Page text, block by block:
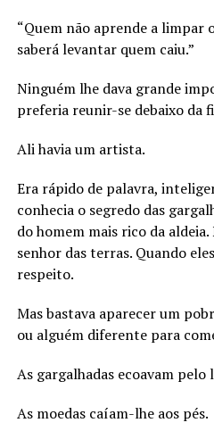
“Quem não aprende a limpar
saberá levantar quem caiu.”
Ninguém lhe dava grande
preferia reunir-se debaixo da
Ali havia um artista.
Era rápido de palavra,
conhecia o segredo das
do homem mais rico da
senhor das terras. Quando
respeito.
Mas bastava aparecer um
ou alguém diferente para
As gargalhadas ecoavam pelo
As moedas caíam-lhe aos pés.